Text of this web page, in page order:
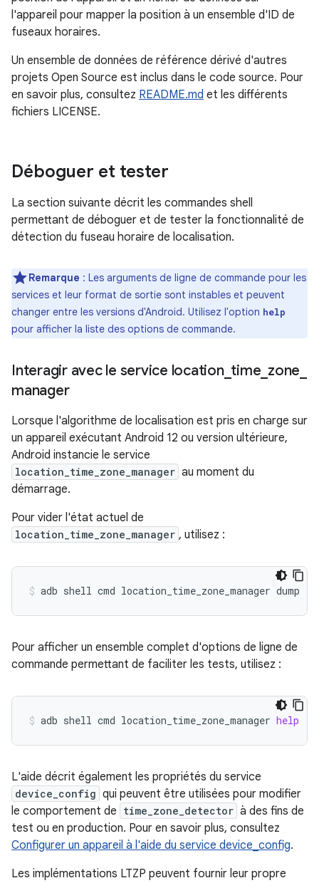
l'appareil pour mapper la position à un ensemble d'ID de
fuseaux horaires.
Un ensemble de données de référence dérivé d'autres
projets Open Source est inclus dans le code source. Pour
en savoir plus, consultez README.md et les différents
fichiers LICENSE.
Déboguer et tester
La section suivante décrit les commandes shell
permettant de déboguer et de tester la fonctionnalité de
détection du fuseau horaire de localisation.
Remarque : Les arguments de ligne de commande pour les
services et leur format de sortie sont instables et peuvent
changer entre les versions d'Android. Utilisez l'option help
pour afficher la liste des options de commande.
Interagir avec le service location_ time zone
manager
Lorsque l'algorithme de localisation est pris en charge sur
un appareil exécutant Android 12 ou version ultérieure,
Android instancie le service
location_time_zone_manager au moment du
démarrage.
Pour vider l'état actuel de
location_time_zone_manager , utilisez :
adb shell cmd location_time_zone_manager dump
Pour afficher un ensemble complet d'options de ligne de
commande permettant de faciliter les tests, utilisez :
adb shell cmd location_time_zone_manager help
L'aide décrit également les propriétés du service
device_config qui peuvent être utilisées pour modifier
le comportement de time_zone_detector à des fins de
test ou en production. Pour en savoir plus, consultez
Configurer un appareil à l'aide du service device_config.
Les implémentations LTZP peuvent fournir leur propre